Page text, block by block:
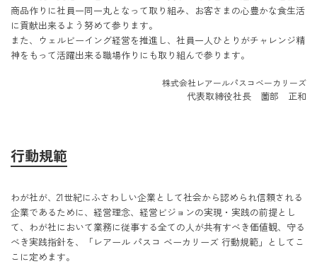
商品作りに社員一同一丸となって取り組み、お客さまの心豊かな食生活
に貢献出来るよう努めて参ります。
また、ウェルビーイング経営を推進し、社員一人ひとりがチャレンジ精
神をもって活躍出来る職場作りにも取り組んで参ります。
株式会社レアールパスコベーカリーズ
代表取締役社長 薗部 正和
行動規範
わが社が、21世紀にふさわしい企業として社会から認められ信頼される
企業であるために、経営理念、経営ビジョンの実現・実践の前提とし
て、わが社において業務に従事する全ての人が共有すべき価値観、守る
べき実践指針を、「レアール パスコ ベーカリーズ 行動規範」としてこ
こに定めます。